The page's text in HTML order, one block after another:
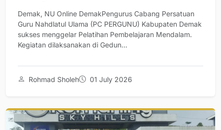
Demak, NU Online DemakPengurus Cabang Persatuan
Guru Nahdlatul Ulama (PC PERGUNU) Kabupaten Demak
sukses menggelar Pelatihan Pembelajaran Mendalam.
Kegiatan dilaksanakan di Gedun...
Rohmad Sholeh 01 July 2026